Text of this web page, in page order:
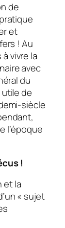
de
et
! Au
vivre la
avec
du
de
siècle
l’époque
!
et la
« sujet